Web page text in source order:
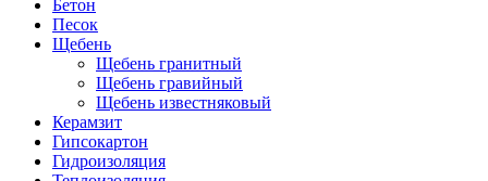
Бетон
Песок
Щебень
Щебень гранитный
Щебень гравийный
Щебень известняковый
Керамзит
Гипсокартон
Гидроизоляция